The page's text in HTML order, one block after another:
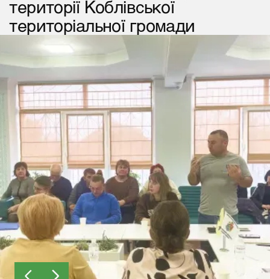
території Коблівської
територіальної громади